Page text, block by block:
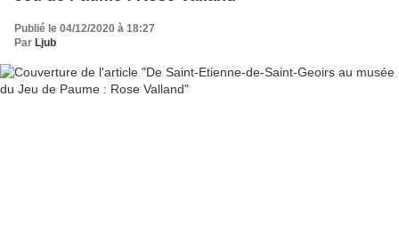
Publié le 04/12/2020 à 18:27
Par Ljub